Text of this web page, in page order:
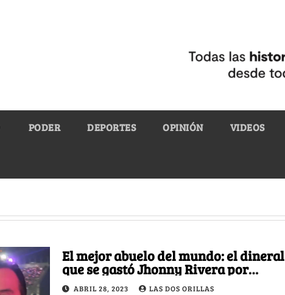
PODER DEPORTES OPINIÓN VIDEOS
El mejor abuelo del mundo: el dineral
que se gastó Jhonny Rivera por
sacarle una sonrisa a su nieta
ABRIL 28, 2023 LAS DOS ORILLAS